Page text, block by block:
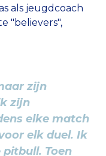
als jeugdcoach
"believers",
zijn
zijn
elke match
elk duel. Ik
Toen